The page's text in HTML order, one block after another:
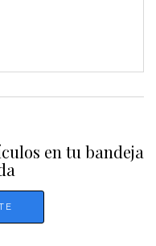
en tu bandeja